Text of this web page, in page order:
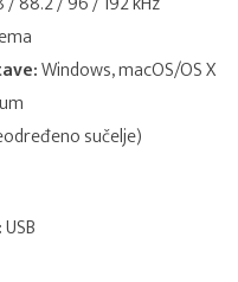
Windows, macOS/OS X
sučelje)
USB